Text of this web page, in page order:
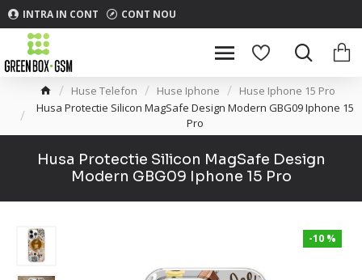
INTRA IN CONT CONT NOU
Huse Telefon Huse Iphone
Huse Iphone 15 Pro
Husa Protectie Silicon MagSafe Design Modern GBG09 Iphone 15
Pro
Husa Protectie Silicon MagSafe Design
Modern GBG09 Iphone 15 Pro
-10 %